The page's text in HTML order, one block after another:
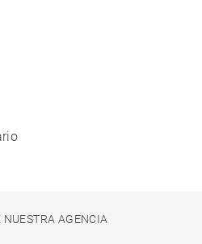
NUESTRA AGENCIA